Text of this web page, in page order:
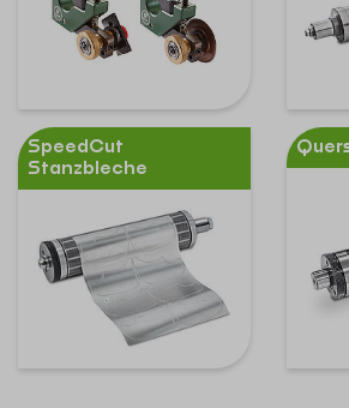
SpeedCut
Stanzbleche